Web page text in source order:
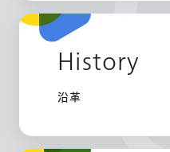
History
沿革